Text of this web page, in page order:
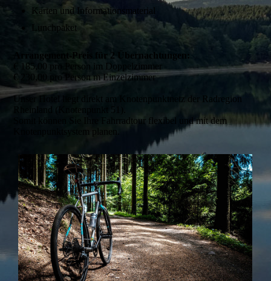
Karten und Informationsmaterial
Lunchpaket
Arrangement-Preis für 2 Übernachtungen:
€ 185,00 pro Person im Doppelzimmer
€ 230,00 pro Person m Einzelzimmer
Unser Hotel liegt direkt am Knotenpunktnetz der Radregion
Rheinland (Knotenpunkt 51).
Somit können Sie Ihre Fahrradtour flexibel und mit dem
Knotenpunktsystem planen.